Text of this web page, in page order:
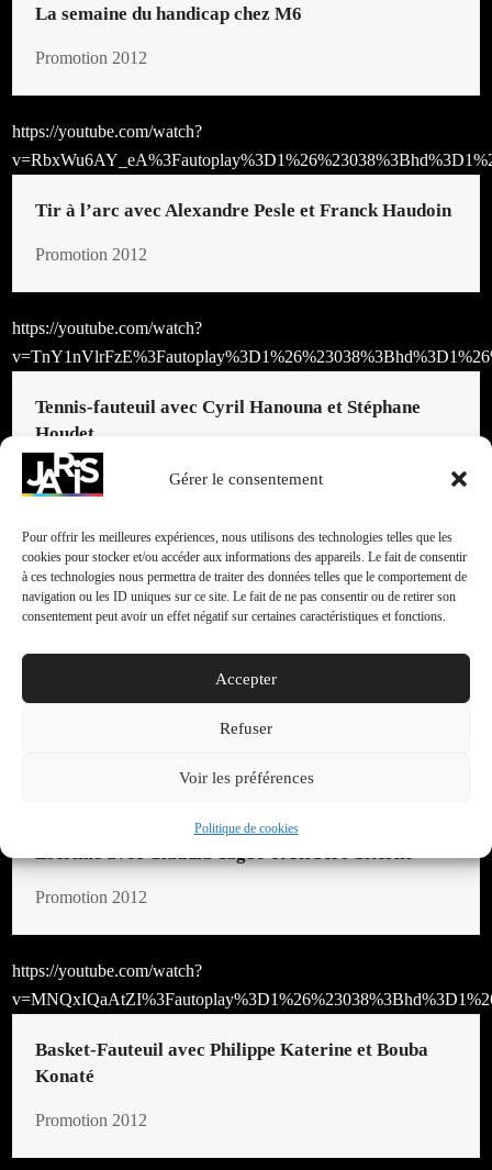
Gérer le consentement
Pour offrir les meilleures expériences, nous utilisons des technologies telles que les
cookies pour stocker et/ou accéder aux informations des appareils. Le fait de consentir
à ces technologies nous permettra de traiter des données telles que le comportement de
navigation ou les ID uniques sur ce site. Le fait de ne pas consentir ou de retirer son
consentement peut avoir un effet négatif sur certaines caractéristiques et fonctions.
Accepter
Refuser
Voir les préférences
Politique de cookies
La semaine du handicap chez M6
Promotion 2012
https://youtube.com/watch?
Tir à l’arc avec Alexandre Pesle et Franck Haudoin
Promotion 2012
https://youtube.com/watch?
Tennis-fauteuil avec Cyril Hanouna et Stéphane
Houdet
Promotion 2012
https://youtube.com/watch?
Judo pour aveugle avec Eric Antoine et Julien
Taurines
Promotion 2012
https://youtube.com/watch?
Escrime avec Claudia Tagbo et Robert Citerne
Promotion 2012
https://youtube.com/watch?
Basket-Fauteuil avec Philippe Katerine et Bouba
Konaté
Promotion 2012